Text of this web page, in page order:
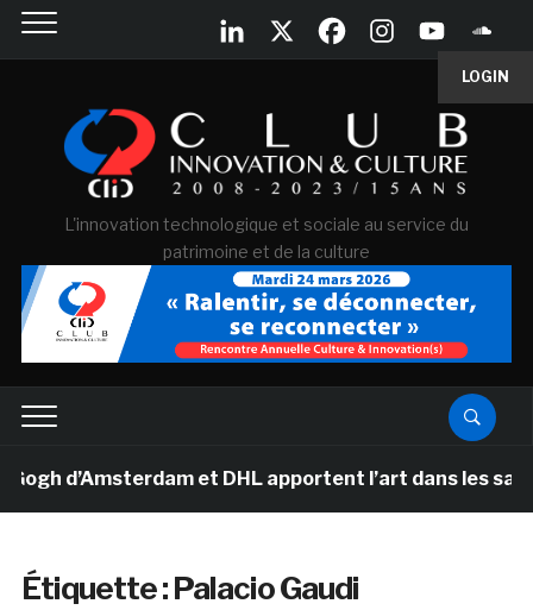
LOGIN
L'innovation technologique et sociale au service du
patrimoine et de la culture
d’Amsterdam et DHL apportent l’art dans les salles
Étiquette :Palacio Gaudi